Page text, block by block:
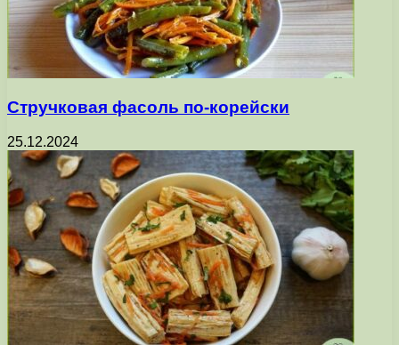
Стручковая фасоль по-корейски
25.12.2024